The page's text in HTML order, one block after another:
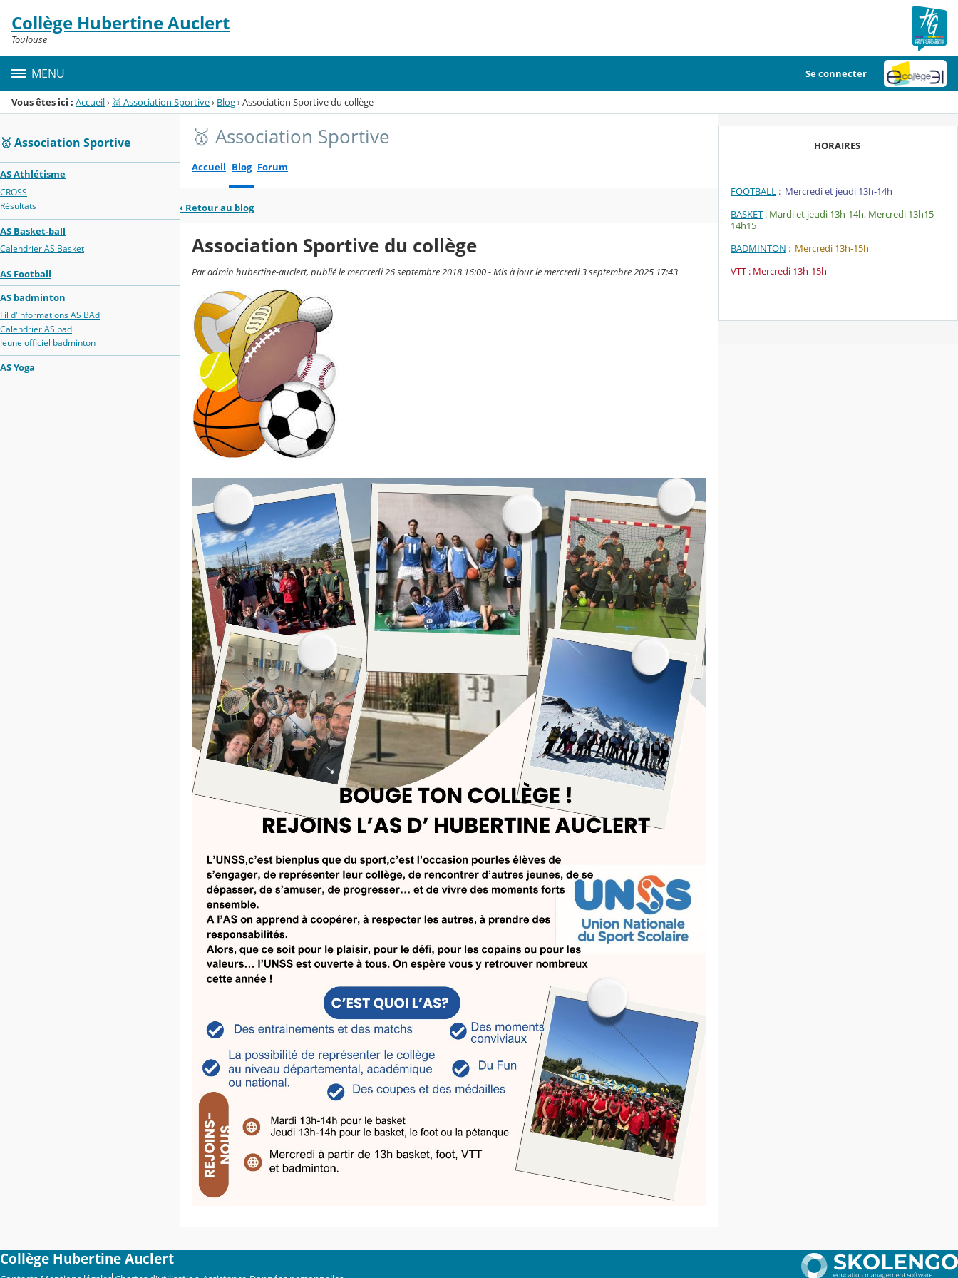
Menu de la rubrique
Contenu
Collège Hubertine Auclert
Toulouse
MENU Se connecter
Vous êtes ici : Accueil› 🥇 Association Sportive› Blog›Association Sportive du collège
🥇 Association Sportive
AS Athlétisme
CROSS
Résultats
AS Basket-ball
Calendrier AS Basket
AS Football
AS badminton
Fil d'informations AS BAd
Calendrier AS bad
Jeune officiel badminton
AS Yoga
🥇 Association Sportive
Accueil Blog Forum
‹ Retour au blog
Association Sportive du collège
Par admin hubertine-auclert, publié le mercredi 26 septembre 2018 16:00 - Mis à jour le mercredi 3 septembre 2025 17:43
HORAIRES
FOOTBALL : Mercredi et jeudi 13h-14h
BASKET : Mardi et jeudi 13h-14h, Mercredi 13h15-
14h15
BADMINTON : Mercredi 13h-15h
VTT : Mercredi 13h-15h
Collège Hubertine Auclert